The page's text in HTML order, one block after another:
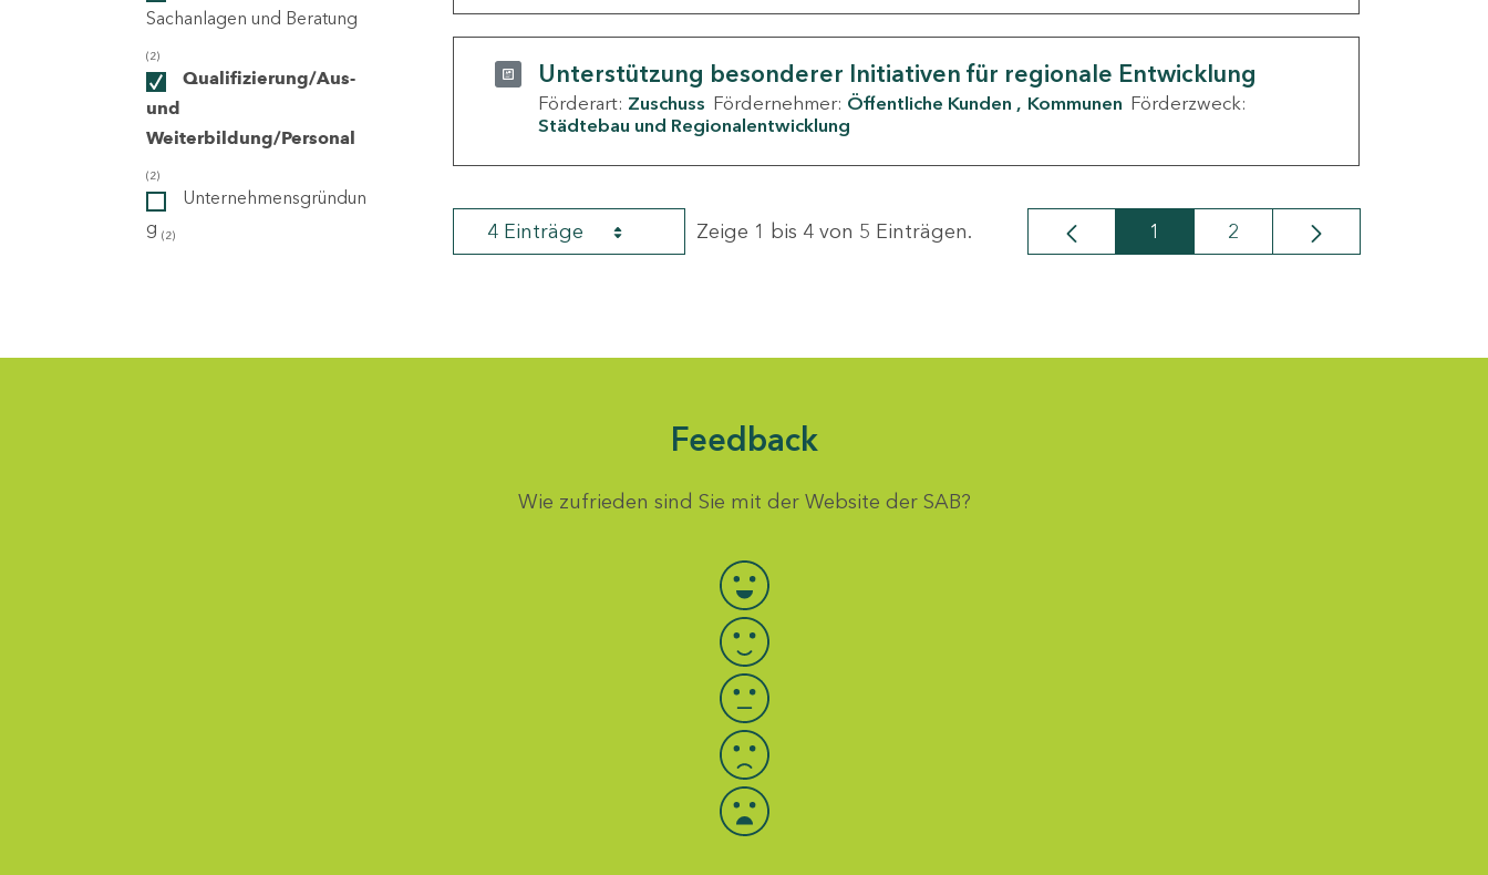
Sachanlagen und Beratung
(2)
Qualifizierung/Aus-
und
Weiterbildung/Personal
(2)
Unternehmensgründun
g (2)
Unterstützung besonderer Initiativen für regionale Entwicklung
Förderart: Zuschuss Fördernehmer: Öffentliche Kunden Kommunen Förderzweck:
Städtebau und Regionalentwicklung
4 Einträge Zeige 1 bis 4 von 5 Einträgen. Seite
1 Seite
2
Feedback
Wie zufrieden sind Sie mit der Website der SAB?
Bewertung auswählen